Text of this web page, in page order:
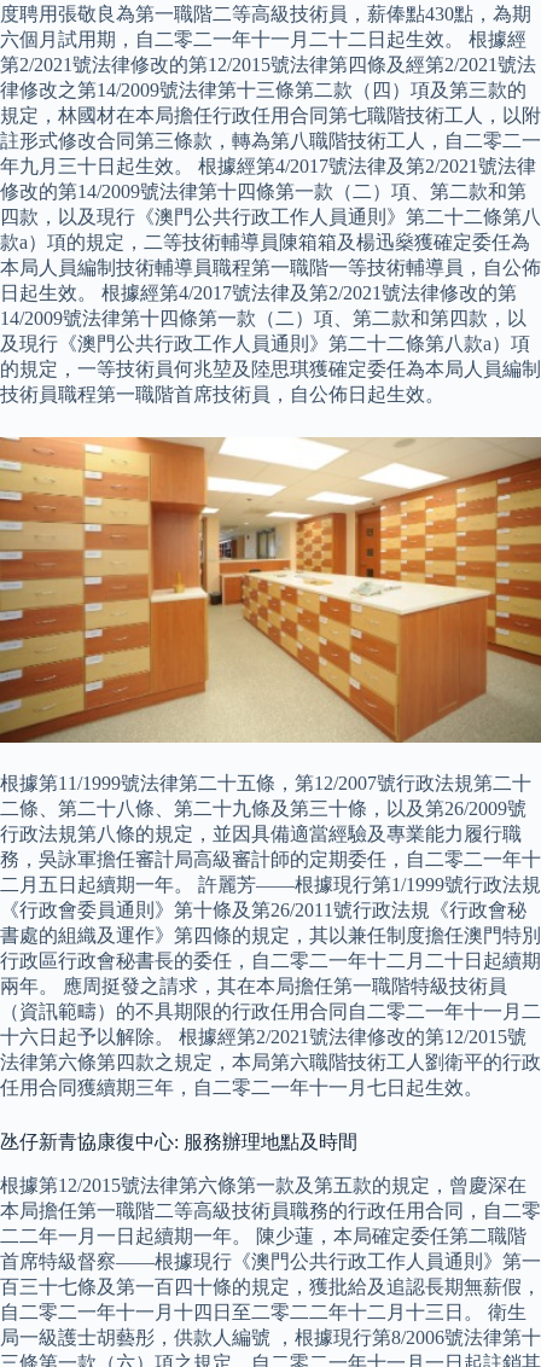
度聘用張敬良為第一職階二等高級技術員，薪俸點430點，為期
六個月試用期，自二零二一年十一月二十二日起生效。 根據經
第2/2021號法律修改的第12/2015號法律第四條及經第2/2021號法
律修改之第14/2009號法律第十三條第二款（四）項及第三款的
規定，林國材在本局擔任行政任用合同第七職階技術工人，以附
註形式修改合同第三條款，轉為第八職階技術工人，自二零二一
年九月三十日起生效。 根據經第4/2017號法律及第2/2021號法律
修改的第14/2009號法律第十四條第一款（二）項、第二款和第
四款，以及現行《澳門公共行政工作人員通則》第二十二條第八
款a）項的規定，二等技術輔導員陳箱箱及楊迅燊獲確定委任為
本局人員編制技術輔導員職程第一職階一等技術輔導員，自公佈
日起生效。 根據經第4/2017號法律及第2/2021號法律修改的第
14/2009號法律第十四條第一款（二）項、第二款和第四款，以
及現行《澳門公共行政工作人員通則》第二十二條第八款a）項
的規定，一等技術員何兆堃及陸思琪獲確定委任為本局人員編制
技術員職程第一職階首席技術員，自公佈日起生效。
根據第11/1999號法律第二十五條，第12/2007號行政法規第二十
二條、第二十八條、第二十九條及第三十條，以及第26/2009號
行政法規第八條的規定，並因具備適當經驗及專業能力履行職
務，吳詠軍擔任審計局高級審計師的定期委任，自二零二一年十
二月五日起續期一年。 許麗芳——根據現行第1/1999號行政法規
《行政會委員通則》第十條及第26/2011號行政法規《行政會秘
書處的組織及運作》第四條的規定，其以兼任制度擔任澳門特別
行政區行政會秘書長的委任，自二零二一年十二月二十日起續期
兩年。 應周挺發之請求，其在本局擔任第一職階特級技術員
（資訊範疇）的不具期限的行政任用合同自二零二一年十一月二
十六日起予以解除。 根據經第2/2021號法律修改的第12/2015號
法律第六條第四款之規定，本局第六職階技術工人劉衛平的行政
任用合同獲續期三年，自二零二一年十一月七日起生效。
氹仔新青協康復中心: 服務辦理地點及時間
根據第12/2015號法律第六條第一款及第五款的規定，曾慶深在
本局擔任第一職階二等高級技術員職務的行政任用合同，自二零
二二年一月一日起續期一年。 陳少蓮，本局確定委任第二職階
首席特級督察——根據現行《澳門公共行政工作人員通則》第一
百三十七條及第一百四十條的規定，獲批給及追認長期無薪假，
自二零二一年十一月十四日至二零二二年十二月十三日。 衛生
局一級護士胡藝彤，供款人編號 ，根據現行第8/2006號法律第十
三條第一款（六）項之規定，自二零二一年十一月一日起註銷其